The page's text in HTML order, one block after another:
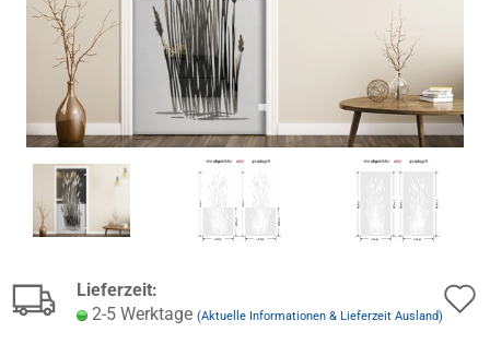
Lieferzeit:
2-5 Werktage (Aktuelle Informationen & Lieferzeit Ausland)